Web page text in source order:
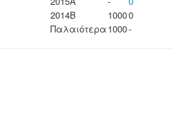
2014B
10000
Παλαιότερα 1000-